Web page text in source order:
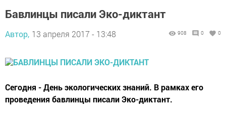
Бавлинцы писали Эко-диктант
Автор, 13 апреля 2017 - 13:48 908 0 0
Сегодня - День экологических знаний. В рамках его
проведения бавлинцы писали Эко-диктант.